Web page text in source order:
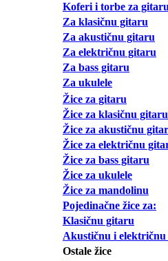
Koferi i torbe za
Za klasičnu gitaru
Za akustičnu gitaru
Za električnu gitaru
Za bass gitaru
Za ukulele
Žice za gitaru
Žice za klasičnu gitaru
Žice za akustičnu
Žice za električnu
Žice za bass gitaru
Žice za ukulele
Žice za mandolinu
Pojedinačne žice za:
Klasičnu gitaru
Akustičnu i
Ostale žice